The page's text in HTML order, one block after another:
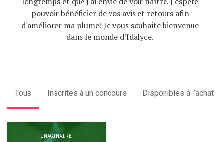
pouvoir bénéficier de vos avis et retours afin
d'améliorer ma plume! Je vous souhaite bienvenue
dans le monde d'Idalyce.
Tous Inscrites à un concours Disponibles à l’achat
IMAGINAIRE